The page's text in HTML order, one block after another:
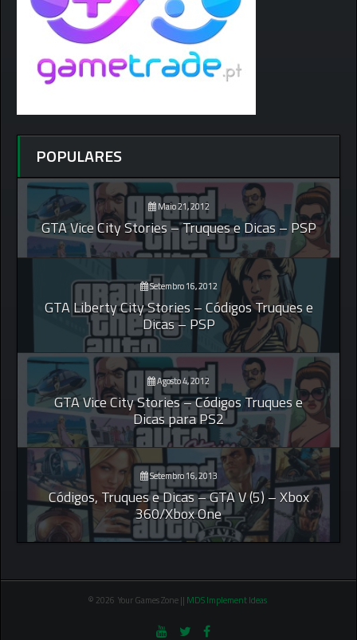
POPULARES
Maio 21, 2012
GTA Vice City Stories – Truques e Dicas – PSP
Setembro 16, 2012
GTA Liberty City Stories – Códigos Truques e
Dicas – PSP
Agosto 4, 2012
GTA Vice City Stories – Códigos Truques e
Dicas para PS2
Setembro 16, 2013
Códigos, Truques e Dicas – GTA V (5) – Xbox
360/Xbox One
© 2026 Your Games Zone || MDS Implement Ideas